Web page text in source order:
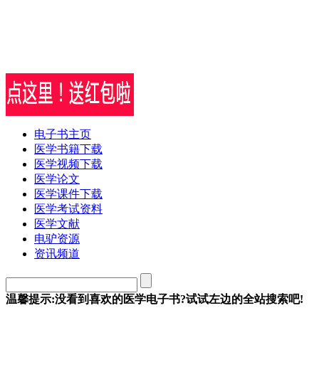
电子书主页
医学书籍下载
医学视频下载
医学论文
医学课件下载
医学考试资料
医学文献
电驴资源
资讯频道
温馨提示:没看到喜欢的医学电子书?试试左边的全站搜索吧!